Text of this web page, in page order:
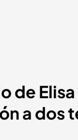
de
a dos